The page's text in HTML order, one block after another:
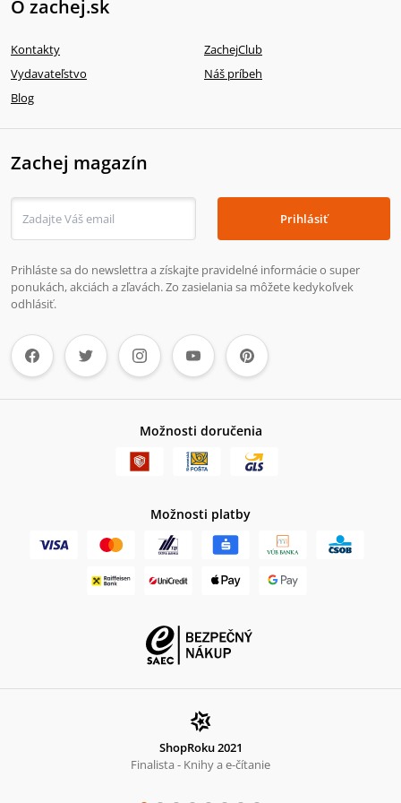
O zachej.sk
Kontakty
ZachejClub
Vydavateľstvo
Náš príbeh
Blog
Zachej magazín
Prihlásiť
Prihláste sa do newslettra a získajte pravidelné informácie o super
ponukách, akciách a zľavách. Zo zasielania sa môžete kedykoľvek
odhlásiť.
Možnosti doručenia
Možnosti platby
ShopRoku 2021
Finalista - Knihy a e-čítanie